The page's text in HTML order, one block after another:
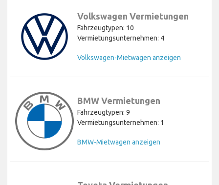
Volkswagen Vermietungen
Fahrzeugtypen: 10
Vermietungsunternehmen: 4
Volkswagen-Mietwagen anzeigen
BMW Vermietungen
Fahrzeugtypen: 9
Vermietungsunternehmen: 1
BMW-Mietwagen anzeigen